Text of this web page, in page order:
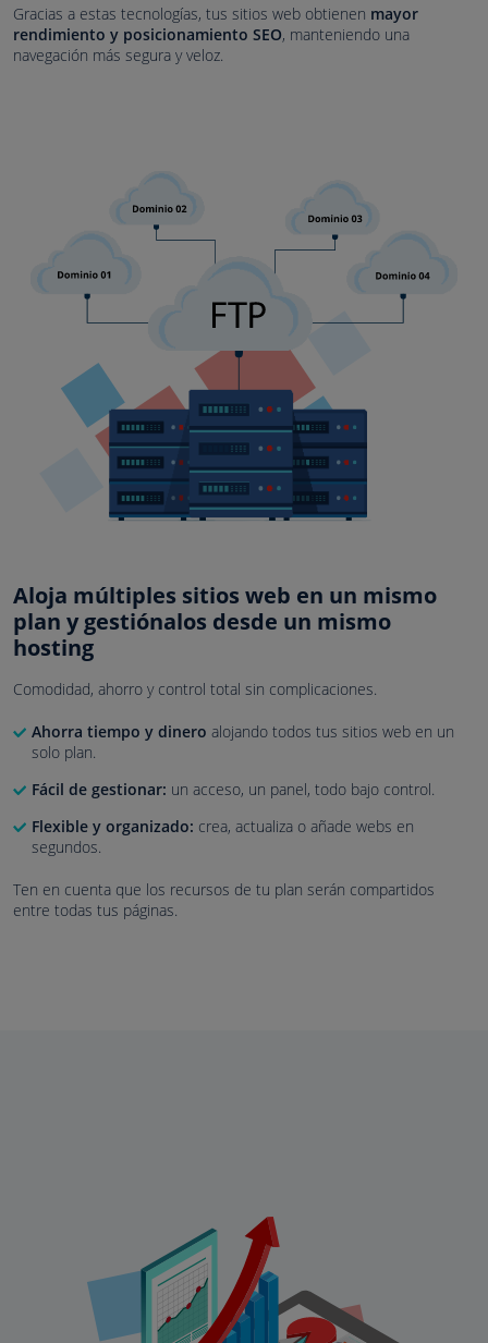
Gracias a estas tecnologías, tus sitios web obtienen mayor
rendimiento y posicionamiento SEO, manteniendo una
navegación más segura y veloz.
Aloja múltiples sitios web en un mismo
plan y gestiónalos desde un mismo
hosting
Comodidad, ahorro y control total sin complicaciones.
Ahorra tiempo y dinero alojando todos tus sitios web en un
solo plan.
Fácil de gestionar: un acceso, un panel, todo bajo control.
Flexible y organizado: crea, actualiza o añade webs en
segundos.
Ten en cuenta que los recursos de tu plan serán compartidos
entre todas tus páginas.